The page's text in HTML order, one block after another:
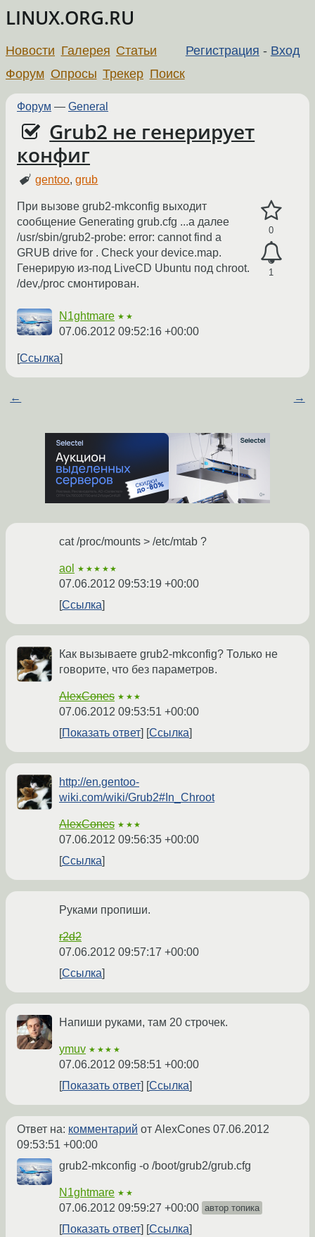
LINUX.ORG.RU
Регистрация - Вход
Новости Галерея Статьи
Форум Опросы Трекер Поиск
Форум — General
Grub2 не генерирует
конфиг
gentoo,grub
0
1
При вызове grub2-mkconfig выходит
сообщение Generating grub.cfg ...а далее
/usr/sbin/grub2-probe: error: cannot find a
GRUB drive for . Check your device.map.
Генерирую из-под LiveCD Ubuntu под chroot.
/dev,/proc смонтирован.
N1ghtmare ★★
07.06.2012 09:52:16 +00:00
Ссылка
← →
cat /proc/mounts > /etc/mtab ?
aol ★★★★★
07.06.2012 09:53:19 +00:00
Ссылка
Как вызываете grub2-mkconfig? Только не
говорите, что без параметров.
AlexCones ★★★
07.06.2012 09:53:51 +00:00
Показать ответ
Ссылка
http://en.gentoo-
wiki.com/wiki/Grub2#In_Chroot
AlexCones ★★★
07.06.2012 09:56:35 +00:00
Ссылка
Руками пропиши.
r2d2
07.06.2012 09:57:17 +00:00
Ссылка
Напиши руками, там 20 строчек.
ymuv ★★★★
07.06.2012 09:58:51 +00:00
Показать ответ
Ссылка
Ответ на: комментарий от AlexCones 07.06.2012
09:53:51 +00:00
grub2-mkconfig -o /boot/grub2/grub.cfg
N1ghtmare ★★
07.06.2012 09:59:27 +00:00 автор топика
Показать ответ Ссылка